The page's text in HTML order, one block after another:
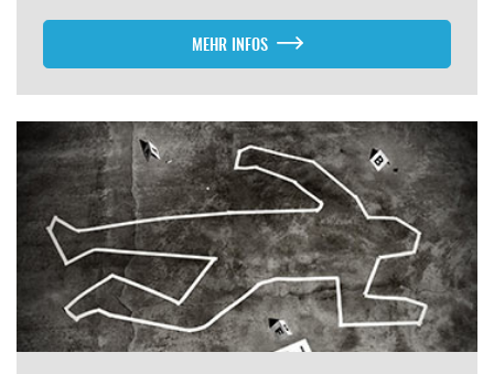
MEHR INFOS